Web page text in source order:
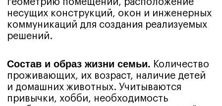
Для вашего удобства мы оформляем
каждый проект так, будто
вы присутствовали на объекте с первого
дня: кратко описываем задачу
и пожелания, показываем, почему выбрали
после», реальную смету и фактические
сроки.
Смотреть все